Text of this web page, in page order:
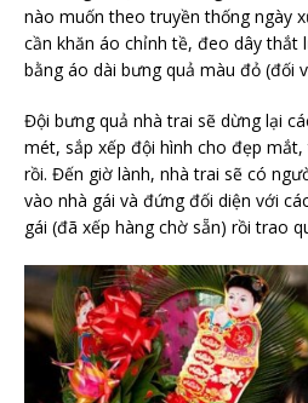
nào muốn theo truyền thống ngày
cần khăn áo chỉnh tề, đeo dây thắt
bằng áo dài bưng quả màu đỏ (đối
Đội bưng quả nhà trai sẽ dừng lại
mét, sắp xếp đội hình cho đẹp
rồi. Đến giờ lành, nhà trai sẽ có
vào nhà gái và đứng đối diện với
gái (đã xếp hàng chờ sẵn) rồi trao